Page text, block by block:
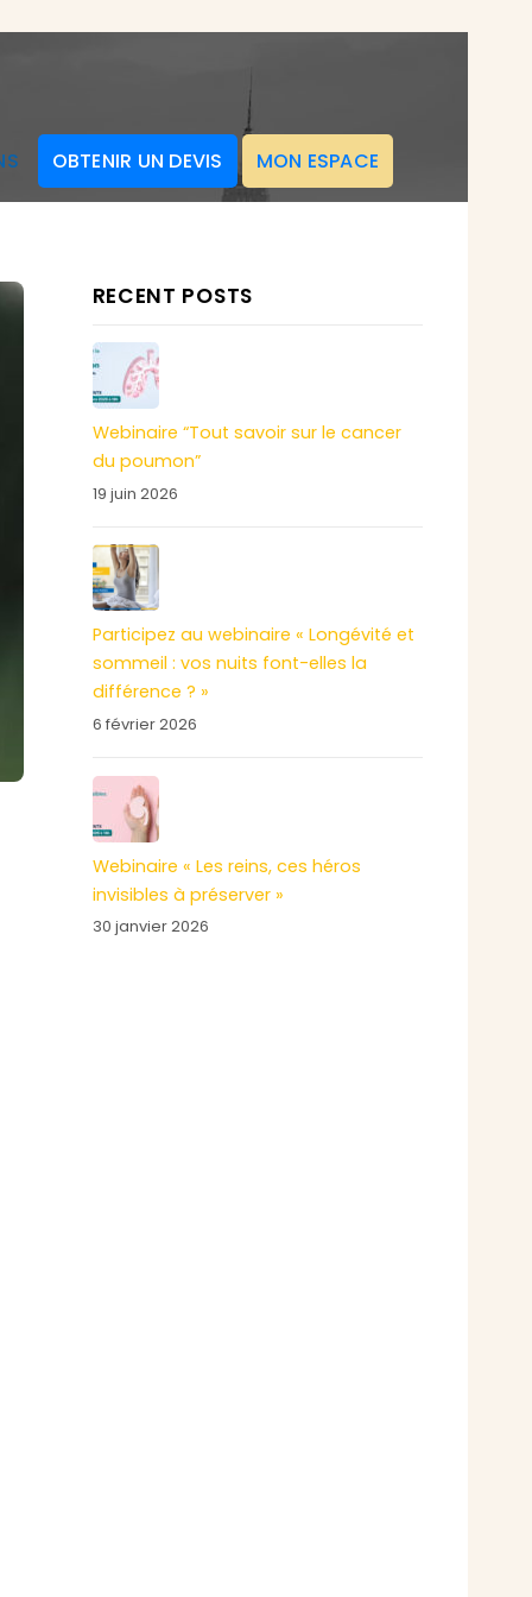
OBTENIR UN DEVIS MON ESPACE
RECENT POSTS
Webinaire “Tout savoir sur le cancer
du poumon”
19 juin 2026
Participez au webinaire « Longévité et
sommeil : vos nuits font-elles la
différence ? »
6 février 2026
Webinaire « Les reins, ces héros
invisibles à préserver »
30 janvier 2026